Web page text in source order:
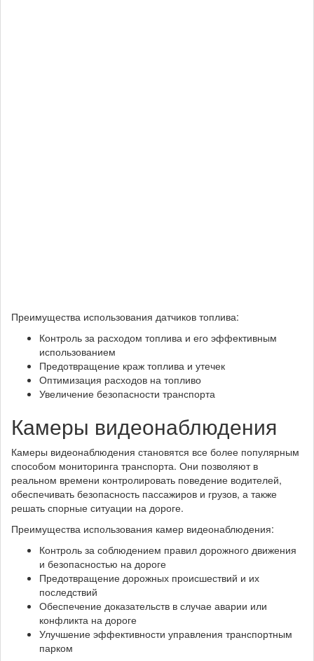
Преимущества использования датчиков топлива:
Контроль за расходом топлива и его эффективным
использованием
Предотвращение краж топлива и утечек
Оптимизация расходов на топливо
Увеличение безопасности транспорта
Камеры видеонаблюдения
Камеры видеонаблюдения становятся все более популярным
способом мониторинга транспорта. Они позволяют в
реальном времени контролировать поведение водителей,
обеспечивать безопасность пассажиров и грузов, а также
решать спорные ситуации на дороге.
Преимущества использования камер видеонаблюдения:
Контроль за соблюдением правил дорожного движения
и безопасностью на дороге
Предотвращение дорожных происшествий и их
последствий
Обеспечение доказательств в случае аварии или
конфликта на дороге
Улучшение эффективности управления транспортным
парком